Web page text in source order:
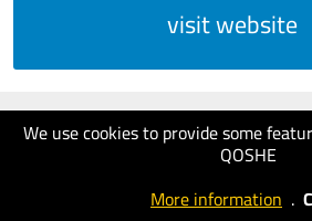
We use cookies to provide some
QOSHE
More information .
visit website